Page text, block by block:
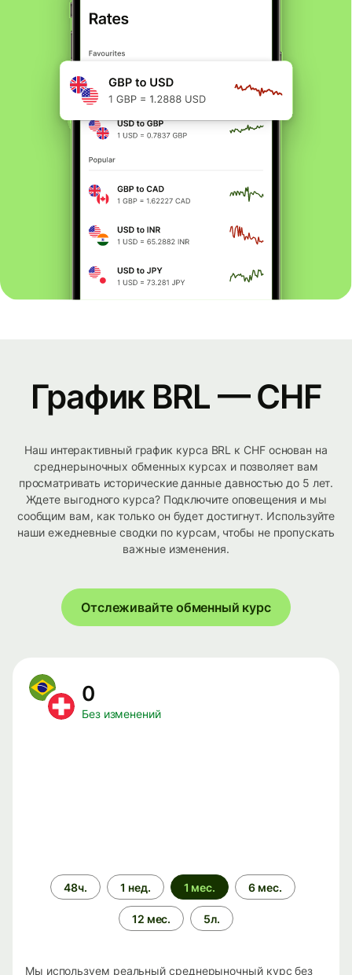
График BRL — CHF
Наш интерактивный график курса BRL к CHF основан на
среднерыночных обменных курсах и позволяет вам
просматривать исторические данные давностью до 5 лет.
Ждете выгодного курса? Подключите оповещения и мы
сообщим вам, как только он будет достигнут. Используйте
наши ежедневные сводки по курсам, чтобы не пропускать
важные изменения.
Отслеживайте обменный курс
0
Без изменений
Период
времени
48ч. 1 нед. 1 мес. 6 мес.
12 мес. 5л.
Мы используем реальный среднерыночный курс без